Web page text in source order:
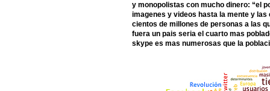
y monopolistas con mucho dinero: “el
imagenes y videos hasta la mente y
cientos de millones de personas a las
fuera un pais seria el cuarto mas
skype es mas numerosas que la